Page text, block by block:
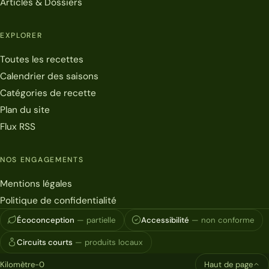
EXPLORER
Toutes les recettes
Calendrier des saisons
Catégories de recette
Plan du site
Flux RSS
NOS ENGAGEMENTS
Mentions légales
Politique de confidentialité
Écoconception — partielle Accessibilité — non conforme
Circuits courts — produits locaux
Kilomètre-0 Haut de page